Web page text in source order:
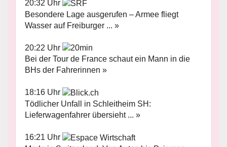
20:32 Uhr
Besondere Lage ausgerufen – Armee fliegt
Wasser auf Freiburger ... »
20:22 Uhr
Bei der Tour de France schaut ein Mann in die
BHs der Fahrerinnen »
18:16 Uhr
Tödlicher Unfall in Schleitheim SH:
Lieferwagenfahrer übersieht ... »
16:21 Uhr